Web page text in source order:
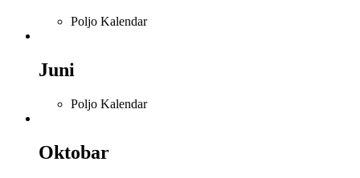
Poljo Kalendar
Juni
Poljo Kalendar
Oktobar